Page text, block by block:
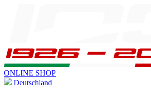
ONLINE SHOP
Deutschland